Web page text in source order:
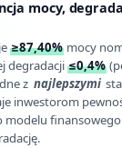
mocy,
≥87,40% mocy
degradacji≤0,4%
z najlepszymi
inwestorom
modelu